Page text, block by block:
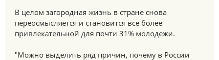
В целом загородная жизнь в стране снова
переосмысляется и становится все более
привлекательной для почти 31% молодежи.
"Можно выделить ряд причин, почему в России